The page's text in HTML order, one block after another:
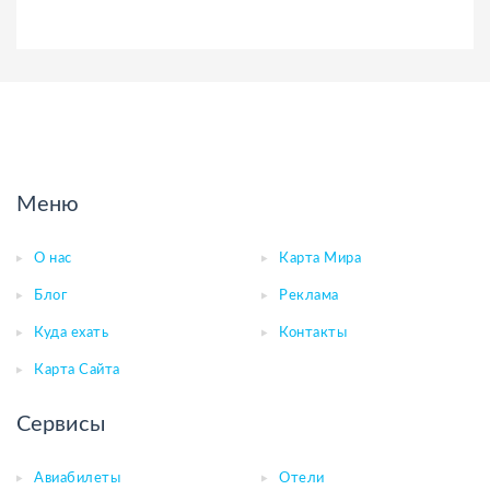
Меню
О нас Карта Мира
Блог Реклама
Куда ехать Контакты
Карта Сайта
Сервисы
Авиабилеты Отели